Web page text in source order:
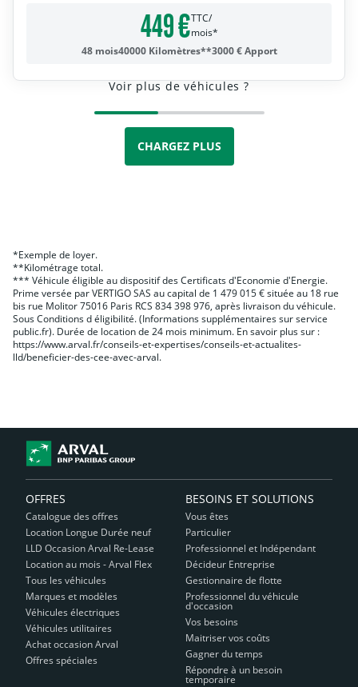
449 €TTC/
mois*
48 mois40000 Kilomètres**3000 € Apport
Voir plus de véhicules ?
CHARGEZ PLUS
*Exemple de loyer.
**Kilométrage total.
*** Véhicule éligible au dispositif des Certificats d'Economie d'Energie.
Prime versée par VERTIGO SAS au capital de 1 479 015 € située au 18 rue
bis rue Molitor 75016 Paris RCS 834 398 976, après livraison du véhicule.
Sous Conditions d éligibilité. (Informations supplémentaires sur service
public.fr). Durée de location de 24 mois minimum. En savoir plus sur :
https://www.arval.fr/conseils-et-expertises/conseils-et-actualites-
lld/beneficier-des-cee-avec-arval.
OFFRES
Catalogue des offres
Location Longue Durée neuf
LLD Occasion Arval Re-Lease
Location au mois - Arval Flex
Tous les véhicules
Marques et modèles
Véhicules électriques
Véhicules utilitaires
Achat occasion Arval
Offres spéciales
BESOINS ET SOLUTIONS
Vous êtes
Particulier
Professionnel et Indépendant
Décideur Entreprise
Gestionnaire de flotte
Professionnel du véhicule
d'occasion
Vos besoins
Maitriser vos coûts
Gagner du temps
Répondre à un besoin
temporaire